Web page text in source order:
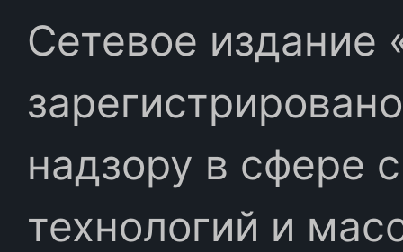
Сетевое издание
надзору в сфере
технологий и